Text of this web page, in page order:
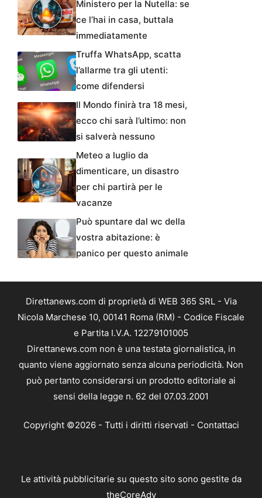
Ministero per la Nutella: se
ce l’hai in casa, buttala
immediatamente
Truffa WhatsApp, scatta
l’allarme tra gli utenti:
come difendersi
Il Mondo finirà tra 18 mesi,
ecco chi sarà l’ultimo: non
si salverà nessuno
Meteo a luglio da
dimenticare, un disastro
per chi partirà per le
vacanze
Può spuntare dal wc della
vostra abitazione: è
panico per questo animale
Direttanews.com di proprietà di WEB 365 SRL - Via
Nicola Marchese 10, 00141 Roma (RM) - Codice Fiscale
e Partita I.V.A. 12279101005
Direttanews.com non è una testata giornalistica, in
quanto viene aggiornato senza alcuna periodicità. Non
può pertanto considerarsi un prodotto editoriale ai
sensi della legge n. 62 del 07.03.2001
Copyright ©2026 - Tutti i diritti riservati - Contattaci
Le attività pubblicitarie su questo sito sono gestite da
theCoreAdv